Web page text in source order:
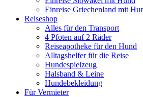
Einreise Griechenland mit
Reiseshop
Alles für den Transport
4 Pfoten auf 2 Räder
Reiseapotheke für den Hund
Alltagshelfer für die Reise
Hundespielzeug
Halsband & Leine
Hundebekleidung
Für Vermieter